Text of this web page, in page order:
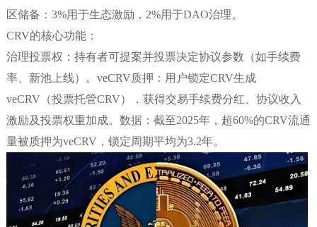
区储备：3%用于生态激励，2%用于DAO治理。
CRV的核心功能：
治理投票权：持有者可提案并投票决定协议参数（如手续费
率、新池上线）。veCRV质押：用户锁定CRV生成
veCRV（投票托管CRV），获得交易手续费分红、协议收入
激励及投票权重加成。数据：截至2025年，超60%的CRV流通
量被质押为veCRV，锁定周期平均为3.2年。